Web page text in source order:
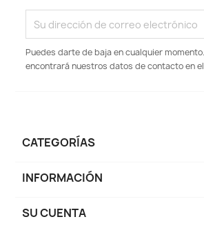
Puedes darte de baja en cualquier
encontrará nuestros datos de contacto en
CATEGORÍAS
INFORMACIÓN
SU CUENTA